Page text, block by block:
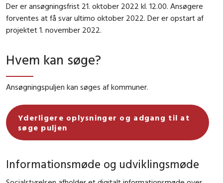
Der er ansøgningsfrist 21. oktober 2022 kl. 12.00. Ansøgere
forventes at få svar ultimo oktober 2022. Der er opstart af
projektet 1. november 2022.
Hvem kan søge?
Ansøgningspuljen kan søges af kommuner.
Yderligere oplysninger og adgang til at
søge puljen
Informationsmøde og udviklingsmøde